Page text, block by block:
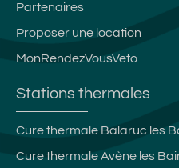
Partenaires
Proposer une location
MonRendezVousVeto
Stations thermales
Cure thermale Balaruc les
Cure thermale Avène les